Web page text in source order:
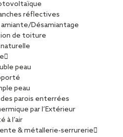
réflectives
amiante/Désamiantage
de toiture
peau
peau
parois enterrées
par l’Extérieur
à l’air
& métallerie-serrurerie